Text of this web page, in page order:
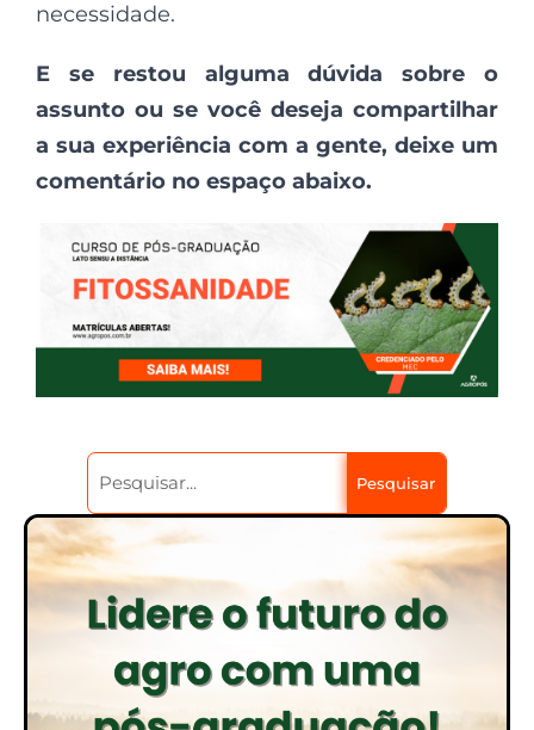
necessidade.
E se restou alguma dúvida sobre o
assunto ou se você deseja compartilhar
a sua experiência com a gente, deixe um
comentário no espaço abaixo.
Pesquisar